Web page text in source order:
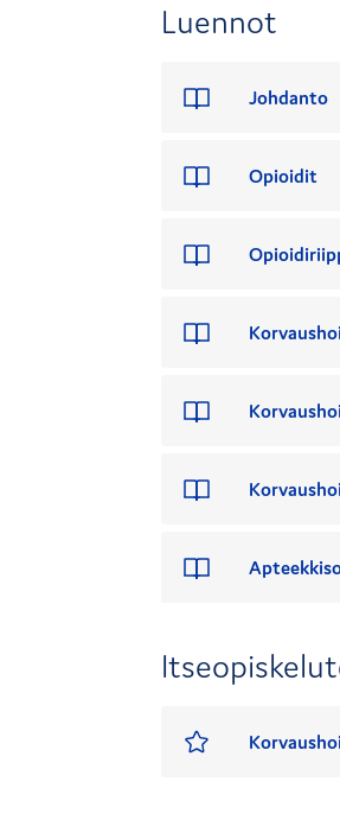
Luennot
Johdanto
Opioidit